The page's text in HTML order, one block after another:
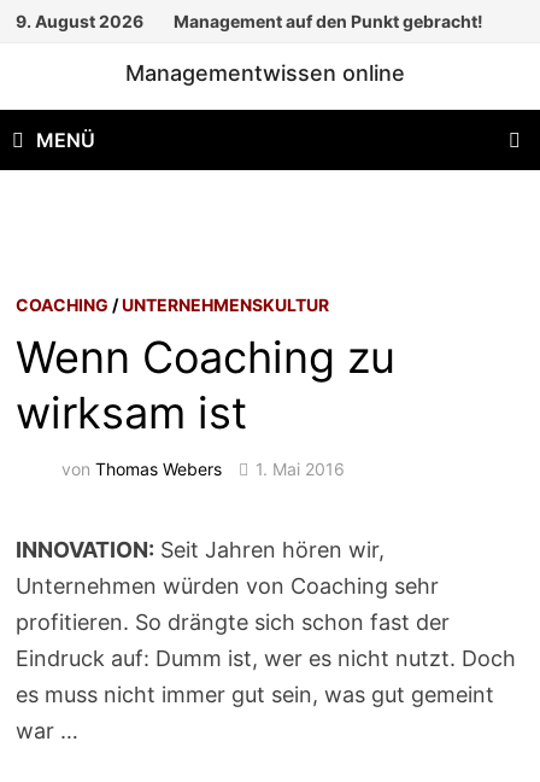
Zum
9. August 2026 Management auf den Punkt gebracht!
Managementwissen online
MENÜ
COACHING /UNTERNEHMENSKULTUR
Wenn Coaching zu
wirksam ist
vonThomas Webers 1. Mai 2016
INNOVATION: Seit Jahren hören wir,
Unternehmen würden von Coaching sehr
profitieren. So drängte sich schon fast der
Eindruck auf: Dumm ist, wer es nicht nutzt. Doch
es muss nicht immer gut sein, was gut gemeint
war …